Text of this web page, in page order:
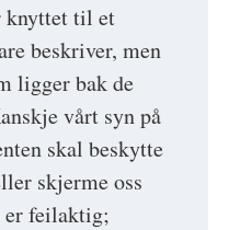
knyttet til et
beskriver, men
ligger bak de
vårt syn på
skal beskytte
skjerme oss
er feilaktig;